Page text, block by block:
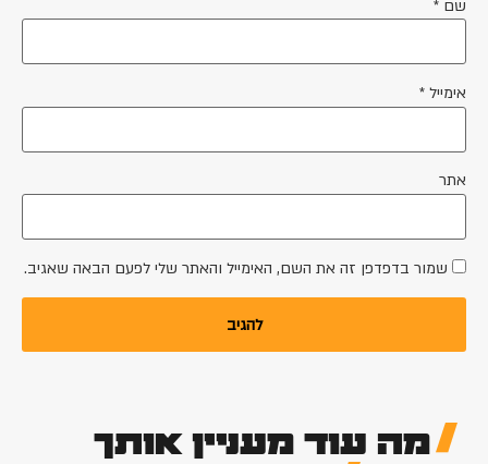
שם *
אימייל *
אתר
שמור בדפדפן זה את השם, האימייל והאתר שלי לפעם הבאה שאגיב.
מה עוד מעניין אותך